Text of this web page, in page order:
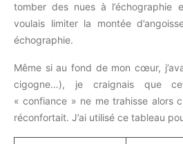
tomber des nues à l’échographie
voulais limiter la montée
échographie.
Même si au fond de mon cœur,
cigogne…), je craignais que
« confiance » ne me trahisse alors
réconfortait. J’ai utilisé ce tableau